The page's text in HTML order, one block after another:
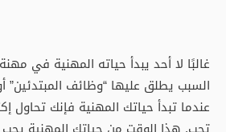
اشترك فى كورس خطط
واعرف علاقة الشهادات والعلاقات
حياتك العملية